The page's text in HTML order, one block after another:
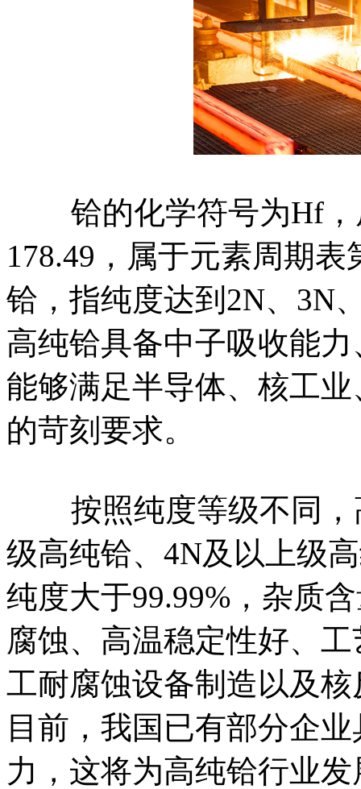
铪的化学符号为Hf，
178.49，属于元素周期
铪，指纯度达到2N、3N
高纯铪具备中子吸收能
能够满足半导体、核工
的苛刻要求。
按照纯度等级不同，
级高纯铪、4N及以上级
纯度大于99.99%，杂质
腐蚀、高温稳定性好、
工耐腐蚀设备制造以及
目前，我国已有部分企
力，这将为高纯铪行业